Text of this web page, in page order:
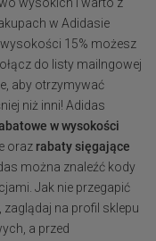
w Adidasie
15% możesz
do listy mailngowej
aby otrzymywać
niż inni! Adidas
w wysokości
oraz rabaty sięgające
można znaleźć kody
Jak nie przegapić
na profil sklepu
a przed